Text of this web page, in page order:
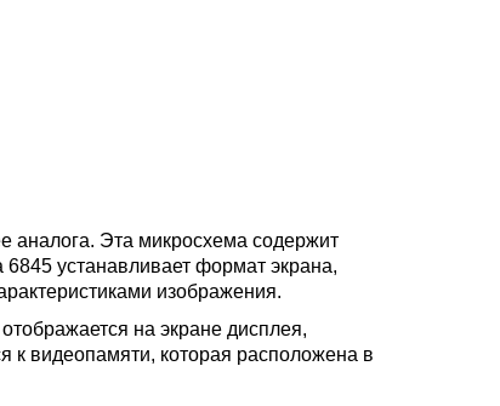
аналога. Эта микросхема содержит
устанавливает формат экрана,
изображения.
на экране дисплея,
видеопамяти, которая расположена в